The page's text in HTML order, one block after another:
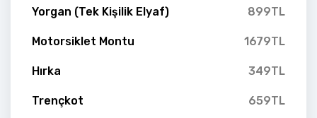
Yorgan (Tek Kişilik Elyaf) 899TL
Motorsiklet Montu 1679TL
Hırka 349TL
Trençkot 659TL